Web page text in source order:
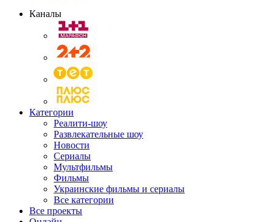
Каналы
Категории
Реалити-шоу
Развлекательные шоу
Новости
Сериалы
Мультфильмы
Фильмы
Украинские фильмы и сериалы
Все категории
Все проекты